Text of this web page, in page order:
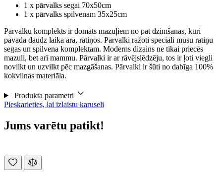
1 x pārvalks segai 70x50cm
1 x pārvalks spilvenam 35x25cm
Pārvalku komplekts ir domāts mazuļiem no pat dzimšanas, kuri
pavada daudz laika ārā, ratiņos. Pārvalki ražoti speciāli mūsu ratiņu
segas un spilvena komplektam. Moderns dizains ne tikai priecēs
mazuli, bet arī mammu. Pārvalki ir ar rāvējslēdzēju, tos ir ļoti viegli
novilkt un uzvilkt pēc mazgāšanas. Pārvalki ir šūti no dabīga 100%
kokvilnas materiāla.
Produkta parametri
Pieskarieties, lai izlaistu karuseli
Jums varētu patikt!